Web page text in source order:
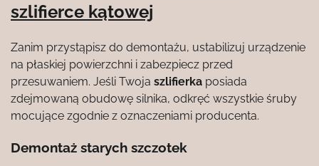
szlifierce kątowej
Zanim przystąpisz do demontażu, ustabilizuj urządzenie
na płaskiej powierzchni i zabezpiecz przed
przesuwaniem. Jeśli Twoja szlifierka posiada
zdejmowaną obudowę silnika, odkręć wszystkie śruby
mocujące zgodnie z oznaczeniami producenta.
Demontaż starych szczotek